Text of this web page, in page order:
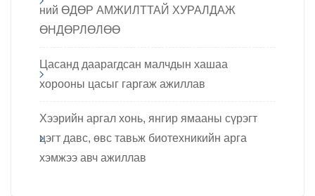
ний ӨДӨР АМЖИЛТТАЙ ХУРАЛДАЖ
ӨНДӨРЛӨЛӨӨ
Цасанд даарагдсан малчдын хашаа
хорооны цасыг гаргаж ажиллав
Хээрийн аргал хонь, янгир ямааны сүрэгт
цэгт давс, өвс тавьж биотехникийн арга
хэмжээ авч ажиллав